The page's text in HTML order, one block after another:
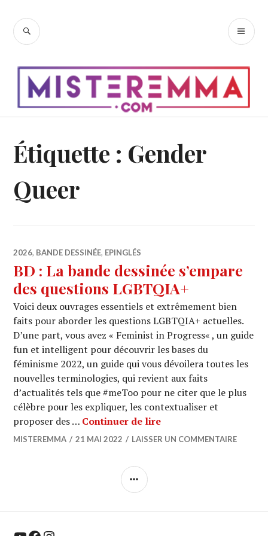
contenu
RECHERCHE
Étiquette : Gender
Queer
2026, BANDE DESSINÉE, EPINGLÉS
BD : La bande dessinée s’empare
des questions LGBTQIA+
Voici deux ouvrages essentiels et extrêmement bien
faits pour aborder les questions LGBTQIA+ actuelles.
D’une part, vous avez « Feminist in Progress« , un guide
fun et intelligent pour découvrir les bases du
féminisme 2022, un guide qui vous dévoilera toutes les
nouvelles terminologies, qui revient aux faits
d’actualités tels que #meToo pour ne citer que le plus
célèbre pour les expliquer, les contextualiser et
proposer des … Continuer de lireBD : La bande
MISTEREMMA 21 MAI 2022 LAISSER UN COMMENTAIRE
COLONNE